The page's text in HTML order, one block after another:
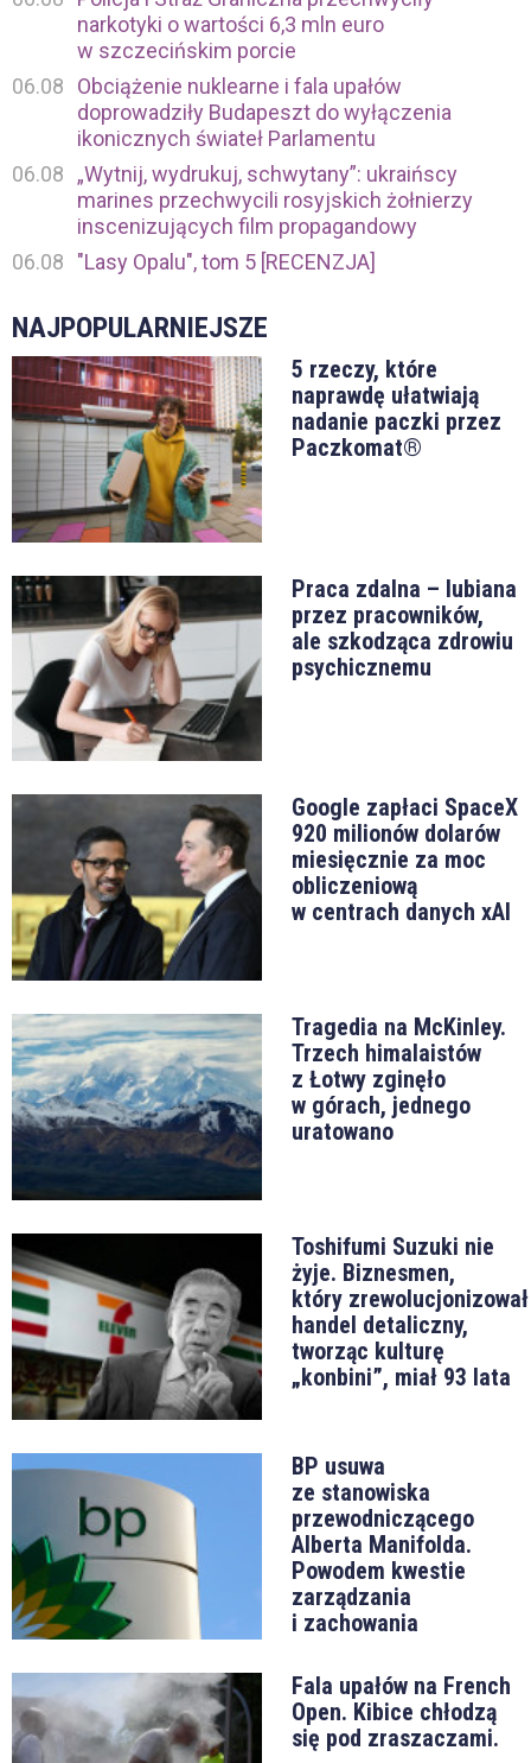
narkotyki o wartości 6,3 mln euro
w szczecińskim porcie
06.08
Obciążenie nuklearne i fala upałów
doprowadziły Budapeszt do wyłączenia
ikonicznych świateł Parlamentu
06.08
„Wytnij, wydrukuj, schwytany”: ukraińscy
marines przechwycili rosyjskich żołnierzy
inscenizujących film propagandowy
06.08
"Lasy Opalu", tom 5 [RECENZJA]
NAJPOPULARNIEJSZE
5 rzeczy, które
naprawdę ułatwiają
nadanie paczki przez
Paczkomat®
Praca zdalna – lubiana
przez pracowników,
ale szkodząca zdrowiu
psychicznemu
Google zapłaci SpaceX
920 milionów dolarów
miesięcznie za moc
obliczeniową
w centrach danych xAI
Tragedia na McKinley.
Trzech himalaistów
z Łotwy zginęło
w górach, jednego
uratowano
Toshifumi Suzuki nie
żyje. Biznesmen,
który zrewolucjonizował
handel detaliczny,
tworząc kulturę
„konbini”, miał 93 lata
BP usuwa
ze stanowiska
przewodniczącego
Alberta Manifolda.
Powodem kwestie
zarządzania
i zachowania
Fala upałów na French
Open. Kibice chłodzą
się pod zraszaczami.